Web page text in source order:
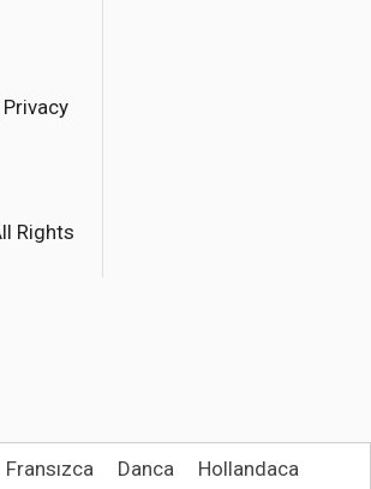
iPrivacy
Rights
Fransızca Danca Hollandaca